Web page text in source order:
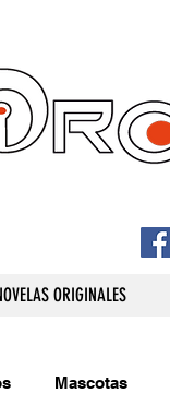
ORIGINALES
Mascotas